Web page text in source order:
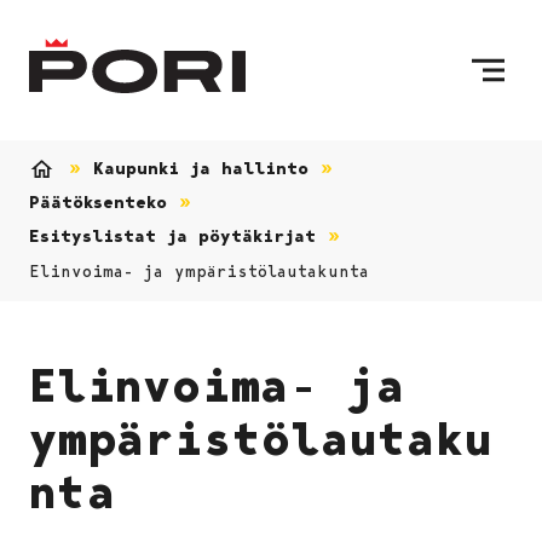
Kaupunki ja hallinto
Päätöksenteko
Esityslistat ja pöytäkirjat
Elinvoima- ja ympäristölautakunta
Elinvoima- ja
ympäristölautaku
nta